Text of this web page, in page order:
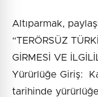
Altıparmak,
“TERÖRSÜZ
GİRMESİ VE
Yürürlüğe Giriş:
tarihinde